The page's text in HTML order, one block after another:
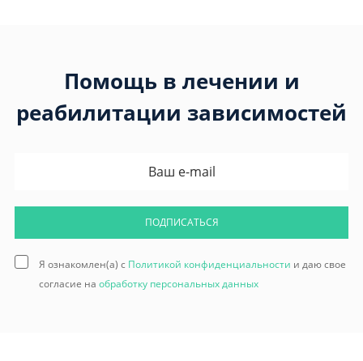
Помощь в лечении и
реабилитации зависимостей
ПОДПИСАТЬСЯ
Я ознакомлен(а) с Политикой конфиденциальности и даю свое
согласие на обработку персональных данных